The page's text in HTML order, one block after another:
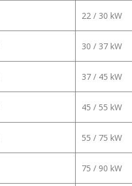
22 / 30 kW
30 / 37 kW
37 / 45 kW
45 / 55 kW
55 / 75 kW
75 / 90 kW